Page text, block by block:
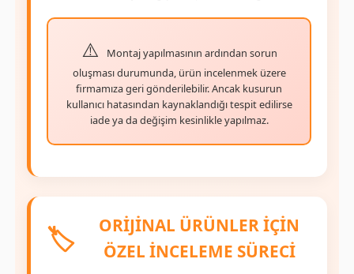
Montaj yapılmasının ardından sorun
oluşması durumunda, ürün incelenmek üzere
firmamıza geri gönderilebilir. Ancak kusurun
kullanıcı hatasından kaynaklandığı tespit edilirse
iade ya da değişim kesinlikle yapılmaz.
🏷️
ORİJİNAL ÜRÜNLER İÇİN
ÖZEL İNCELEME SÜRECİ